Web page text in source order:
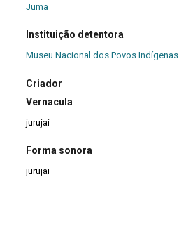
Juma
Instituição detentora
Museu Nacional dos Povos Indígenas
Criador
Vernacula
jurujai
Forma sonora
jurujai